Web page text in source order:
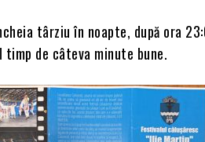
târziu în noapte, după ora
de câteva minute bune.